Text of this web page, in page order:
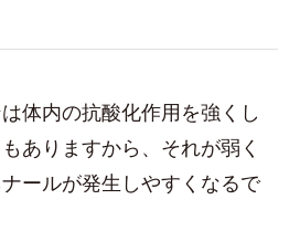
体内の抗酸化作用を強くし
ありますから、それが弱く
ールが発生しやすくなるで